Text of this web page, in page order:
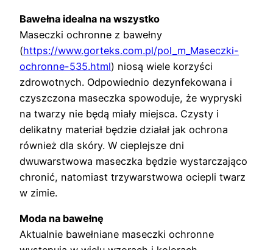
Bawełna idealna na wszystko
Maseczki ochronne z bawełny
(https://www.gorteks.com.pl/pol_m_Maseczki-
ochronne-535.html) niosą wiele korzyści
zdrowotnych. Odpowiednio dezynfekowana i
czyszczona maseczka spowoduje, że wypryski
na twarzy nie będą miały miejsca. Czysty i
delikatny materiał będzie działał jak ochrona
również dla skóry. W cieplejsze dni
dwuwarstwowa maseczka będzie wystarczająco
chronić, natomiast trzywarstwowa ociepli twarz
w zimie.
Moda na bawełnę
Aktualnie bawełniane maseczki ochronne